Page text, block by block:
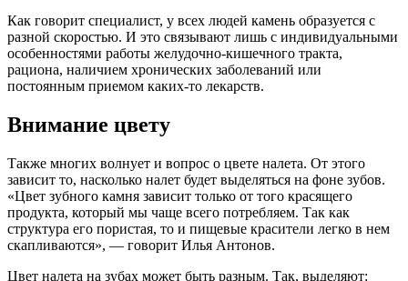
Как говорит специалист, у всех людей камень образуется с
разной скоростью. И это связывают лишь с индивидуальными
особенностями работы желудочно-кишечного тракта,
рациона, наличием хронических заболеваний или
постоянным приемом каких-то лекарств.
Внимание цвету
Также многих волнует и вопрос о цвете налета. От этого
зависит то, насколько налет будет выделяться на фоне зубов.
«Цвет зубного камня зависит только от того красящего
продукта, который мы чаще всего потребляем. Так как
структура его пористая, то и пищевые красители легко в нем
скапливаются», — говорит Илья Антонов.
Цвет налета на зубах может быть разным. Так, выделяют: